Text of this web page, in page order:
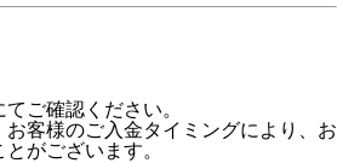
ご確認ください。
客様のご入金タイミングにより、お
がございます。